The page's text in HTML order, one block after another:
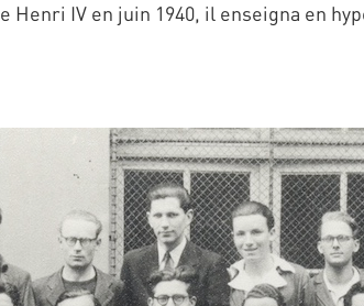
IV en juin 1940, il enseigna en